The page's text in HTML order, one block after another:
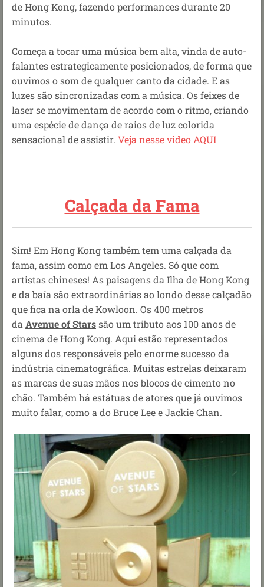
de Hong Kong, fazendo performances durante 20
minutos.
Começa a tocar uma música bem alta, vinda de auto-
falantes estrategicamente posicionados, de forma que
ouvimos o som de qualquer canto da cidade. E as
luzes são sincronizadas com a música. Os feixes de
laser se movimentam de acordo com o ritmo, criando
uma espécie de dança de raios de luz colorida
sensacional de assistir. Veja nesse video AQUI
Calçada da Fama
Sim! Em Hong Kong também tem uma calçada da
fama, assim como em Los Angeles. Só que com
artistas chineses! As paisagens da Ilha de Hong Kong
e da baía são extraordinárias ao londo desse calçadão
que fica na orla de Kowloon. Os 400 metros
da Avenue of Starssão um tributo aos 100 anos de
cinema de Hong Kong. Aqui estão representados
alguns dos responsáveis pelo enorme sucesso da
indústria cinematográfica. Muitas estrelas deixaram
as marcas de suas mãos nos blocos de cimento no
chão. Também há estátuas de atores que já ouvimos
muito falar, como a do Bruce Lee e Jackie Chan.